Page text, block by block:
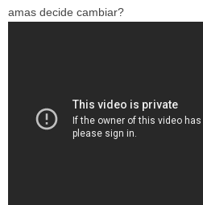
amas decide cambiar?